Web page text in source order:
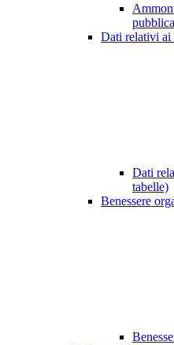
Dati relativi ai
Dati
tabelle)
Benessere